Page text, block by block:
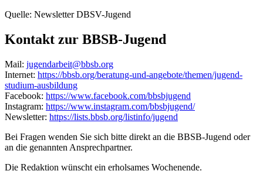
Quelle: Newsletter DBSV-Jugend
Kontakt zur BBSB-Jugend
Mail: jugendarbeit@bbsb.org
Internet: https://bbsb.org/beratung-und-angebote/themen/jugend-
studium-ausbildung
Facebook: https://www.facebook.com/bbsbjugend
Instagram: https://www.instagram.com/bbsbjugend/
Newsletter: https://lists.bbsb.org/listinfo/jugend
Bei Fragen wenden Sie sich bitte direkt an die BBSB-Jugend oder
an die genannten Ansprechpartner.
Die Redaktion wünscht ein erholsames Wochenende.